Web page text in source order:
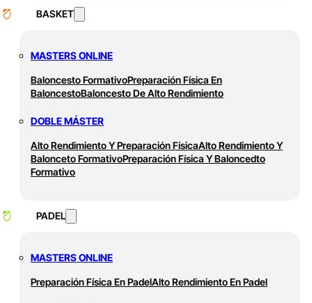
BASKET
MASTERS ONLINE
Baloncesto FormativoPreparación Física En
BaloncestoBaloncesto De Alto Rendimiento
DOBLE MÁSTER
Alto Rendimiento Y Preparación FísicaAlto Rendimiento Y
Balonceto FormativoPreparación Física Y Baloncedto
Formativo
PADEL
MASTERS ONLINE
Preparación Física En PadelAlto Rendimiento En Padel